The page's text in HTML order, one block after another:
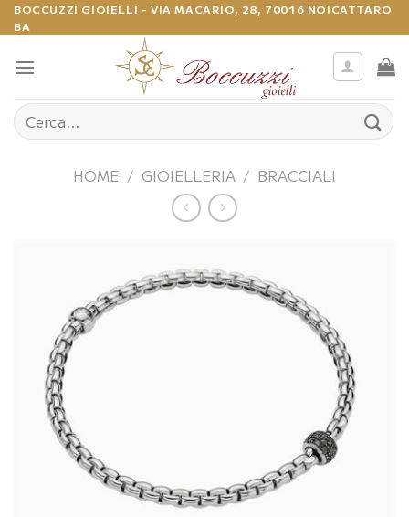
Salta
ai
contenuti
BOCCUZZI GIOIELLI - VIA MACARIO, 28, 70016 NOICATTARO
BA
Cerca:
HOME / GIOIELLERIA / BRACCIALI